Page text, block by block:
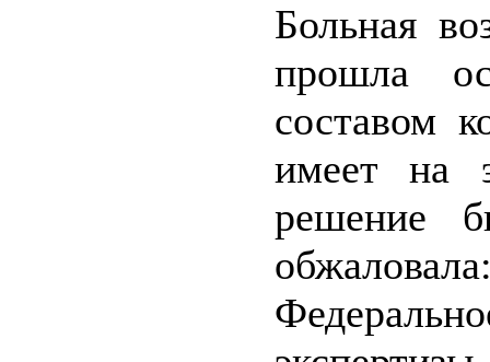
Больная
прошла
составом
имеет на
решение